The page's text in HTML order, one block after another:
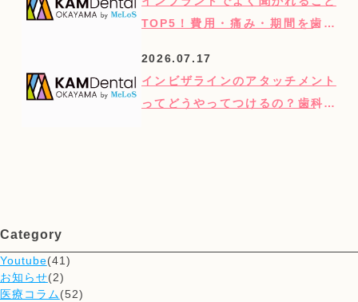
TOP5！費用・痛み・期間を歯科
2026.07.17
インビザラインのアタッチメント
ってどうやってつけるの？歯科医
Category
Youtube(41)
お知らせ(2)
医療コラム(52)